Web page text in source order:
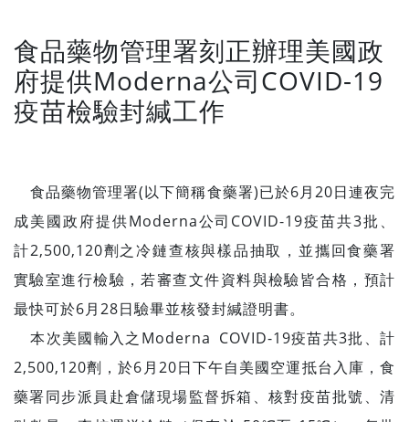
食品藥物管理署刻正辦理美國政
府提供Moderna公司COVID-19
疫苗檢驗封緘工作
食品藥物管理署(以下簡稱食藥署)已於6月20日連夜完
成美國政府提供Moderna公司COVID-19疫苗共3批、
計2,500,120劑之冷鏈查核與樣品抽取，並攜回食藥署
實驗室進行檢驗，若審查文件資料與檢驗皆合格，預計
最快可於6月28日驗畢並核發封緘證明書。
本次美國輸入之Moderna COVID-19疫苗共3批、計
2,500,120劑，於6月20日下午自美國空運抵台入庫，食
藥署同步派員赴倉儲現場監督拆箱、核對疫苗批號、清